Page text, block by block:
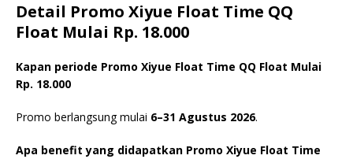
Detail Promo Xiyue Float Time QQ
Float Mulai Rp. 18.000
Kapan periode Promo Xiyue Float Time QQ Float Mulai
Rp. 18.000
Promo berlangsung mulai 6–31 Agustus 2026.
Apa benefit yang didapatkan Promo Xiyue Float Time